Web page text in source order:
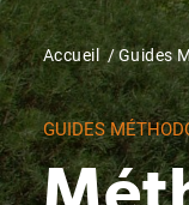
Fil
Accueil Guides
GUIDES